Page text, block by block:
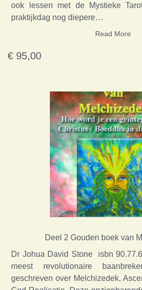
ook lessen met de Mystieke
praktijkdag nog diepere…
Read More
€ 95,00
Deel 2 Gouden boek van
Dr Johua David Stone isbn
meest revolutionaire
geschreven over Melchizedek,